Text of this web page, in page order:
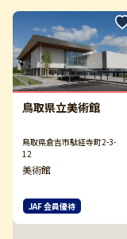
鳥取県立美術館
鳥取県倉吉市駄経寺町2-3-
12
美術館
JAF 会員優待